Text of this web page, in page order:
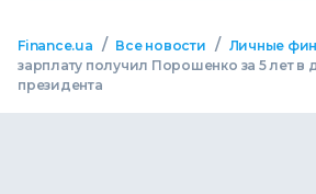
Finance.ua / Все новости / Личные
зарплату получил Порошенко за 5 лет в
президента